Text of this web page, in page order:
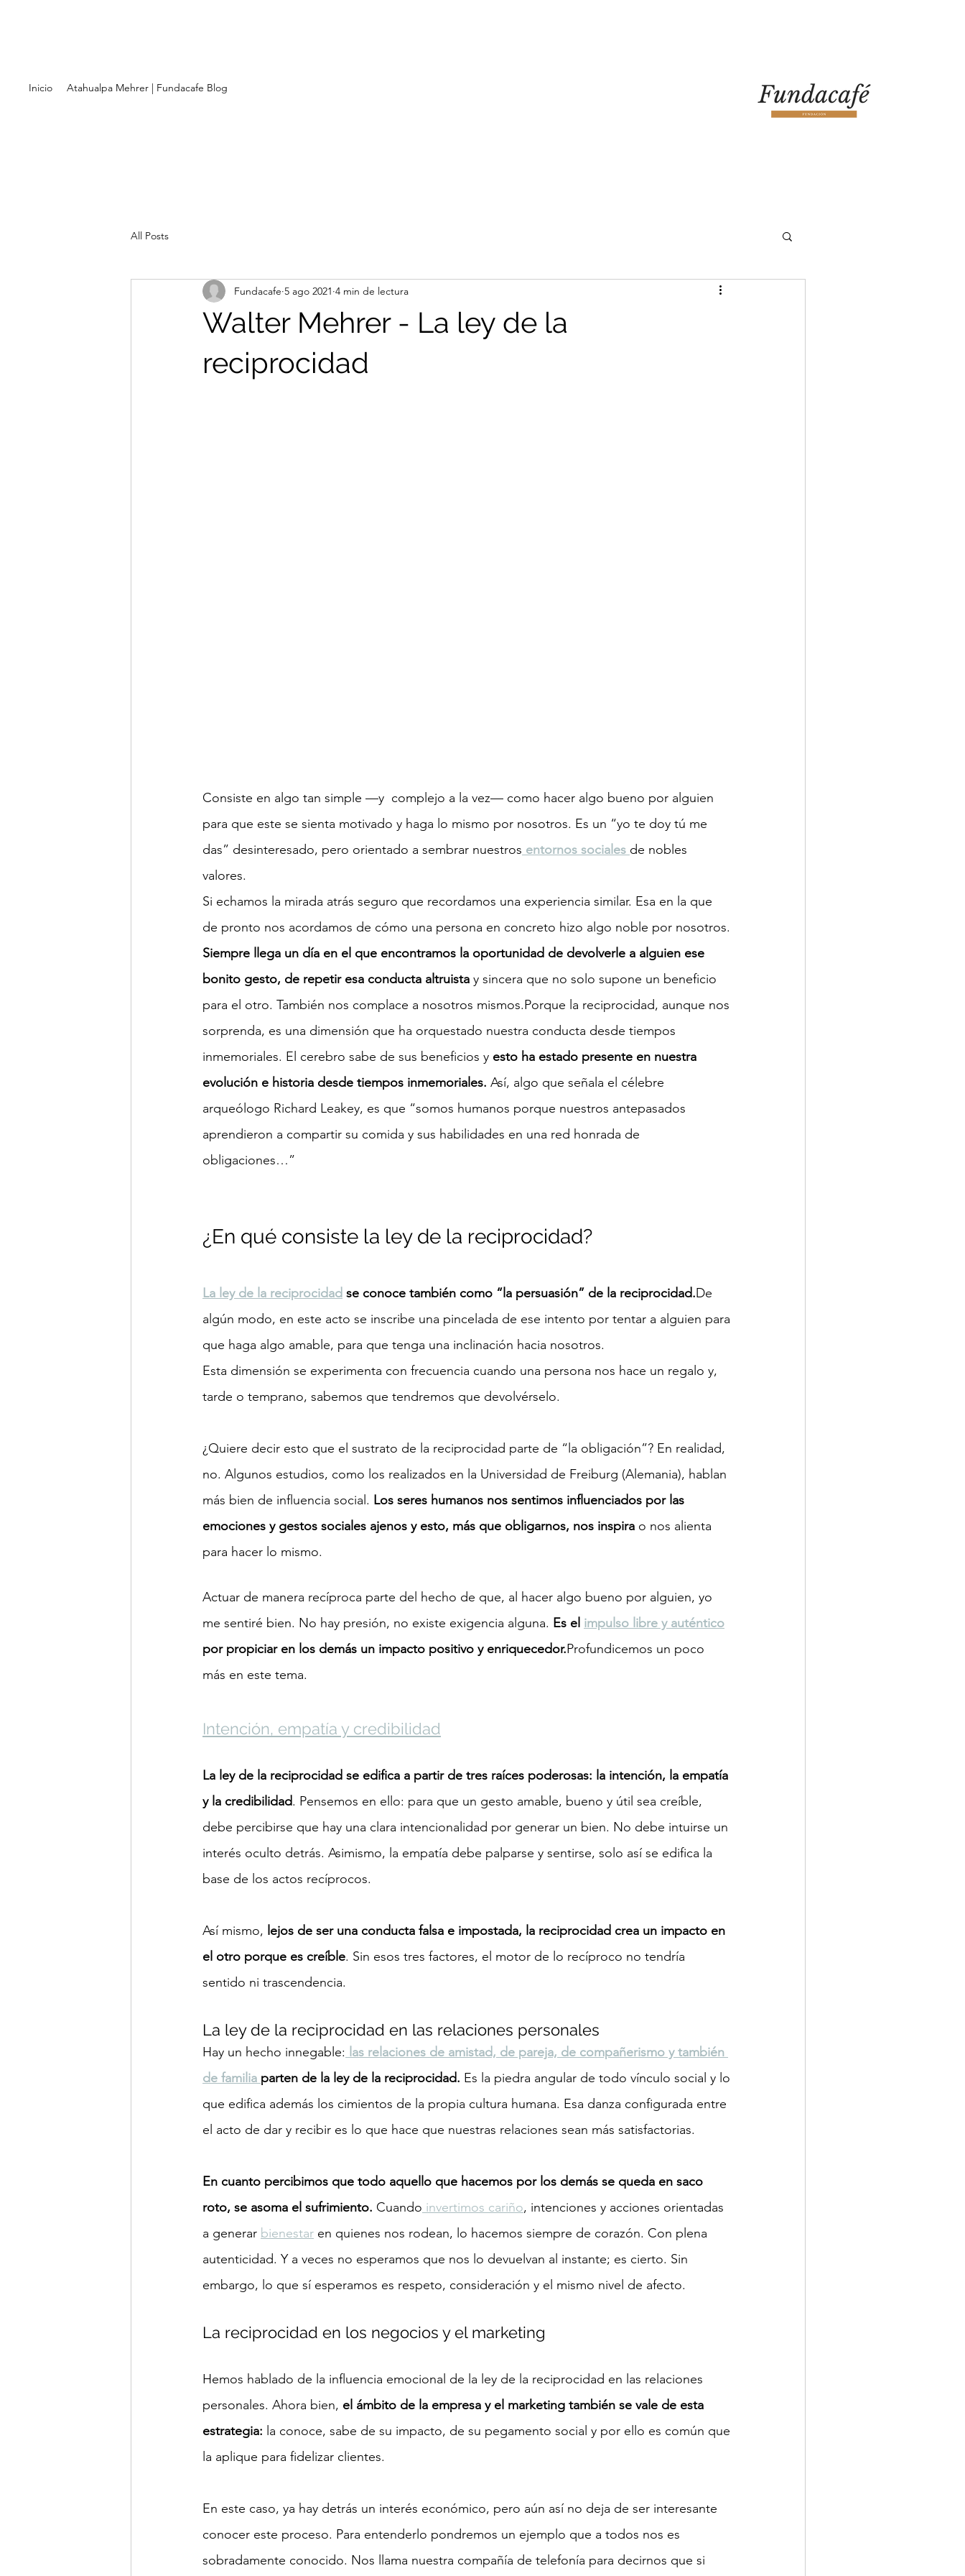
Inicio Atahualpa Mehrer | Fundacafe Blog
All Posts
Walter Mehrer - La ley de la
reciprocidad
Fundacafe 5 ago 2021 4 min de lectura
Consiste en algo tan simple —y  complejo a la vez— como hacer algo bueno por alguien
para que este se sienta motivado y haga lo mismo por nosotros. Es un “yo te doy tú me
das” desinteresado, pero orientado a sembrar nuestros entornos sociales de nobles
valores.
Si echamos la mirada atrás seguro que recordamos una experiencia similar. Esa en la que
de pronto nos acordamos de cómo una persona en concreto hizo algo noble por nosotros.
Siempre llega un día en el que encontramos la oportunidad de devolverle a alguien ese
bonito gesto, de repetir esa conducta altruista y sincera que no solo supone un beneficio
para el otro. También nos complace a nosotros mismos.Porque la reciprocidad, aunque nos
sorprenda, es una dimensión que ha orquestado nuestra conducta desde tiempos
inmemoriales. El cerebro sabe de sus beneficios y esto ha estado presente en nuestra
evolución e historia desde tiempos inmemoriales. Así, algo que señala el célebre
arqueólogo Richard Leakey, es que “somos humanos porque nuestros antepasados ​​
aprendieron a compartir su comida y sus habilidades en una red honrada de
obligaciones…”
¿En qué consiste la ley de la reciprocidad?
La ley de la reciprocidad se conoce también como “la persuasión” de la reciprocidad.De
algún modo, en este acto se inscribe una pincelada de ese intento por tentar a alguien para
que haga algo amable, para que tenga una inclinación hacia nosotros.
Esta dimensión se experimenta con frecuencia cuando una persona nos hace un regalo y,
tarde o temprano, sabemos que tendremos que devolvérselo.
¿Quiere decir esto que el sustrato de la reciprocidad parte de “la obligación”? En realidad,
no. Algunos estudios, como los realizados en la Universidad de Freiburg (Alemania), hablan
más bien de influencia social. Los seres humanos nos sentimos influenciados por las
emociones y gestos sociales ajenos y esto, más que obligarnos, nos inspira o nos alienta
para hacer lo mismo.
Actuar de manera recíproca parte del hecho de que, al hacer algo bueno por alguien, yo
me sentiré bien. No hay presión, no existe exigencia alguna. Es el impulso libre y auténtico
por propiciar en los demás un impacto positivo y enriquecedor.Profundicemos un poco
más en este tema.
Intención, empatía y credibilidad
La ley de la reciprocidad se edifica a partir de tres raíces poderosas: la intención, la empatía
y la credibilidad. Pensemos en ello: para que un gesto amable, bueno y útil sea creíble,
debe percibirse que hay una clara intencionalidad por generar un bien. No debe intuirse un
interés oculto detrás. Asimismo, la empatía debe palparse y sentirse, solo así se edifica la
base de los actos recíprocos.
Así mismo, lejos de ser una conducta falsa e impostada, la reciprocidad crea un impacto en
el otro porque es creíble. Sin esos tres factores, el motor de lo recíproco no tendría
sentido ni trascendencia.
La ley de la reciprocidad en las relaciones personales
Hay un hecho innegable: las relaciones de amistad, de pareja, de compañerismo y también
de familia parten de la ley de la reciprocidad. Es la piedra angular de todo vínculo social y lo
que edifica además los cimientos de la propia cultura humana. Esa danza configurada entre
el acto de dar y recibir es lo que hace que nuestras relaciones sean más satisfactorias.
En cuanto percibimos que todo aquello que hacemos por los demás se queda en saco
roto, se asoma el sufrimiento. Cuando invertimos cariño, intenciones y acciones orientadas
a generar bienestar en quienes nos rodean, lo hacemos siempre de corazón. Con plena
autenticidad. Y a veces no esperamos que nos lo devuelvan al instante; es cierto. Sin
embargo, lo que sí esperamos es respeto, consideración y el mismo nivel de afecto.
La reciprocidad en los negocios y el marketing
Hemos hablado de la influencia emocional de la ley de la reciprocidad en las relaciones
personales. Ahora bien, el ámbito de la empresa y el marketing también se vale de esta
estrategia: la conoce, sabe de su impacto, de su pegamento social y por ello es común que
la aplique para fidelizar clientes.
En este caso, ya hay detrás un interés económico, pero aún así no deja de ser interesante
conocer este proceso. Para entenderlo pondremos un ejemplo que a todos nos es
sobradamente conocido. Nos llama nuestra compañía de telefonía para decirnos que si